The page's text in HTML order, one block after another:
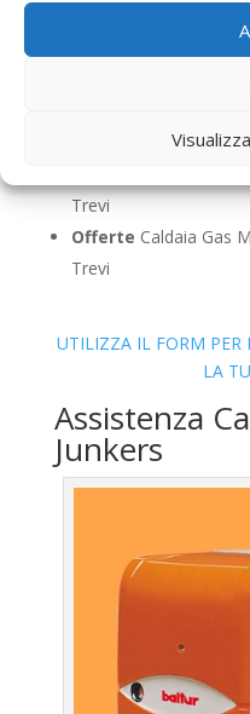
Trevi
Offerte Caldaia Gas
Trevi
UTILIZZA IL FORM PER
LA
Assistenza
Junkers